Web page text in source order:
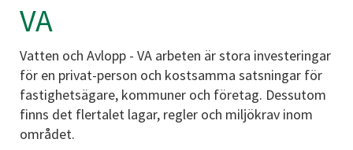
VA
Vatten och Avlopp - VA arbeten är stora investeringar
för en privat-person och kostsamma satsningar för
fastighetsägare, kommuner och företag. Dessutom
finns det flertalet lagar, regler och miljökrav inom
området.